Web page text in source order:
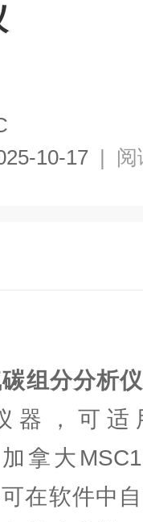
10-17 | 阅
碳组分分析仪
器，可适
拿大
在软件中